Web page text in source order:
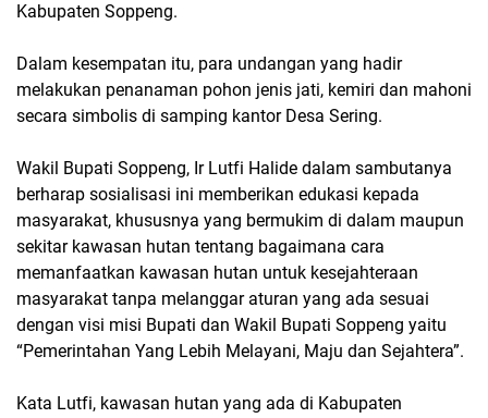
Kabupaten Soppeng.
Dalam kesempatan itu, para undangan yang hadir
melakukan penanaman pohon jenis jati, kemiri dan mahoni
secara simbolis di samping kantor Desa Sering.
Wakil Bupati Soppeng, Ir Lutfi Halide dalam sambutanya
berharap sosialisasi ini memberikan edukasi kepada
masyarakat, khususnya yang bermukim di dalam maupun
sekitar kawasan hutan tentang bagaimana cara
memanfaatkan kawasan hutan untuk kesejahteraan
masyarakat tanpa melanggar aturan yang ada sesuai
dengan visi misi Bupati dan Wakil Bupati Soppeng yaitu
“Pemerintahan Yang Lebih Melayani, Maju dan Sejahtera”.
Kata Lutfi, kawasan hutan yang ada di Kabupaten